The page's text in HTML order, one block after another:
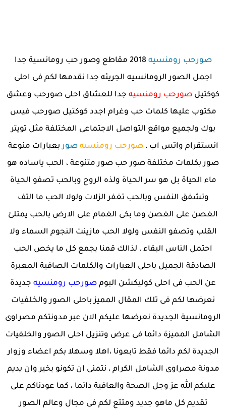
صورحب رومنسيه
2018 مقاطع وصور حب رومانسية جدا
اجمل الصور الرومانسيه الجريئه جدا نقدمها لكم فى احلى
كوكتيل صورحب رومنسيه جدا للعشاق احلى صورحب وعشق
مكتوب عليها كلمات حب وغرام اجدد كوكتيل صورحب فيس
بوك ولجميع مواقع التواصل الاجتماعى المختلفة مثل تويتر
انستقرام واتس اب ،صورحب رومنسيه صوربعبارات منوعة
صور بكلمات مختلفة صور حب صور متنوعة ، الحب ياساده هو
ماء الحياة بل هو سر الحياة ولذه الروح وبالحب تصفو الحياة
وتشفق النفس وبالحب تغفر الزلات ولولا الحب ما التف
الغصن على الغصن وما بكى الغمام على الارض بالحب يمتلئ
القلب وتصفو النفس ولولا الحب مازينت النجوم السماء ولا
احتمل الناس البقاء ، لذالك قمنا بجمع كل ما يخص الحب
الصادقة الجميل باحلى العبارات والكلمات الصافية المعبرة
عن الحب فى احلى كوليكشن البوم صورحب رومنسيه جديدة
نعرضها لكم فى تلك المقال المميز باحلى الصور والخلفيات
الرومانسية الجديدة نعرضها عليكم الان عبر مدونتكم مصراوى
الشامل المميزة دائما فى عرض وتنزيل احلى الصور والخلفيات
الجديدة لكم دائما فقط تابعونا ،اهلا وسهلا بكم اعضاء وزوار
مدونة مصراوى الشامل الكرام ، نتمنى ان تكونو بخير وان يديم
عليكم الله عز وجل الصحة والعافية دائما ، كما عودناكم على
تقديم كل ماهو جديد ومتتع لكم فى مجال وعالم الصور